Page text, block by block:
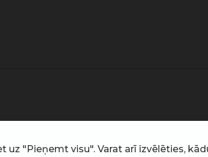
"Pieņemt visu". Varat arī izvēlēties,